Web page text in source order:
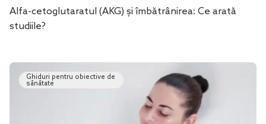
Alfa-cetoglutaratul (AKG) și îmbătrânirea: Ce arată
studiile?
Ghiduri pentru obiective de
sănătate